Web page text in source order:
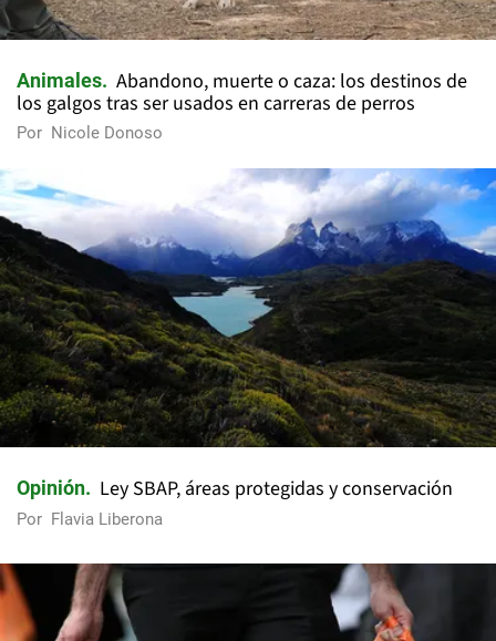
Animales
Abandono, muerte o caza: los destinos de
los galgos tras ser usados en carreras de perros
Por Nicole Donoso
Opinión Ley SBAP, áreas protegidas y conservación
Por Flavia Liberona